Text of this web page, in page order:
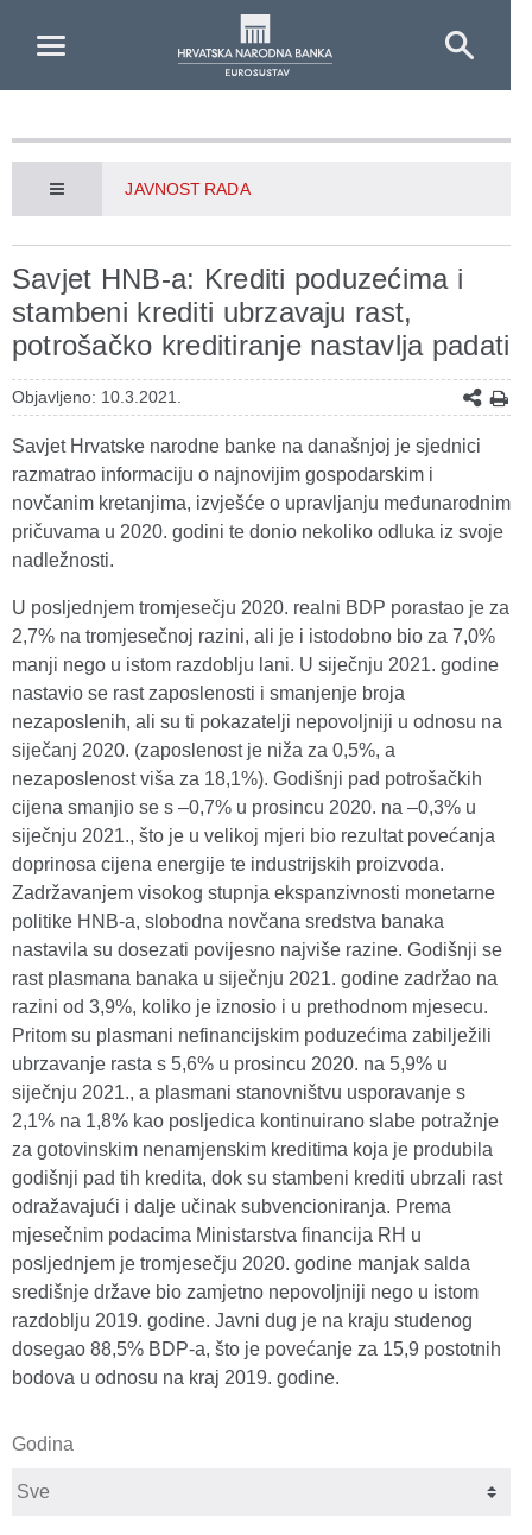
JAVNOST RADA
Savjet HNB-a: Krediti poduzećima i
stambeni krediti ubrzavaju rast,
potrošačko kreditiranje nastavlja padati
Objavljeno: 10.3.2021.
Savjet Hrvatske narodne banke na današnjoj je sjednici
razmatrao informaciju o najnovijim gospodarskim i
novčanim kretanjima, izvješće o upravljanju međunarodnim
pričuvama u 2020. godini te donio nekoliko odluka iz svoje
nadležnosti.
U posljednjem tromjesečju 2020. realni BDP porastao je za
2,7% na tromjesečnoj razini, ali je i istodobno bio za 7,0%
manji nego u istom razdoblju lani. U siječnju 2021. godine
nastavio se rast zaposlenosti i smanjenje broja
nezaposlenih, ali su ti pokazatelji nepovoljniji u odnosu na
siječanj 2020. (zaposlenost je niža za 0,5%, a
nezaposlenost viša za 18,1%). Godišnji pad potrošačkih
cijena smanjio se s –0,7% u prosincu 2020. na –0,3% u
siječnju 2021., što je u velikoj mjeri bio rezultat povećanja
doprinosa cijena energije te industrijskih proizvoda.
Zadržavanjem visokog stupnja ekspanzivnosti monetarne
politike HNB-a, slobodna novčana sredstva banaka
nastavila su dosezati povijesno najviše razine. Godišnji se
rast plasmana banaka u siječnju 2021. godine zadržao na
razini od 3,9%, koliko je iznosio i u prethodnom mjesecu.
Pritom su plasmani nefinancijskim poduzećima zabilježili
ubrzavanje rasta s 5,6% u prosincu 2020. na 5,9% u
siječnju 2021., a plasmani stanovništvu usporavanje s
2,1% na 1,8% kao posljedica kontinuirano slabe potražnje
za gotovinskim nenamjenskim kreditima koja je produbila
godišnji pad tih kredita, dok su stambeni krediti ubrzali rast
odražavajući i dalje učinak subvencioniranja. Prema
mjesečnim podacima Ministarstva financija RH u
posljednjem je tromjesečju 2020. godine manjak salda
središnje države bio zamjetno nepovoljniji nego u istom
razdoblju 2019. godine. Javni dug je na kraju studenog
dosegao 88,5% BDP-a, što je povećanje za 15,9 postotnih
bodova u odnosu na kraj 2019. godine.
Godina